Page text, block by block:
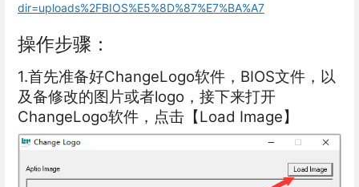
dir=uploads%2FBIOS%E5%8D%87%E7%BA%A7
操作步骤：
1.首先准备好ChangeLogo软件，BIOS文件，以
及备修改的图片或者logo，接下来打开
ChangeLogo软件，点击【Load Image】